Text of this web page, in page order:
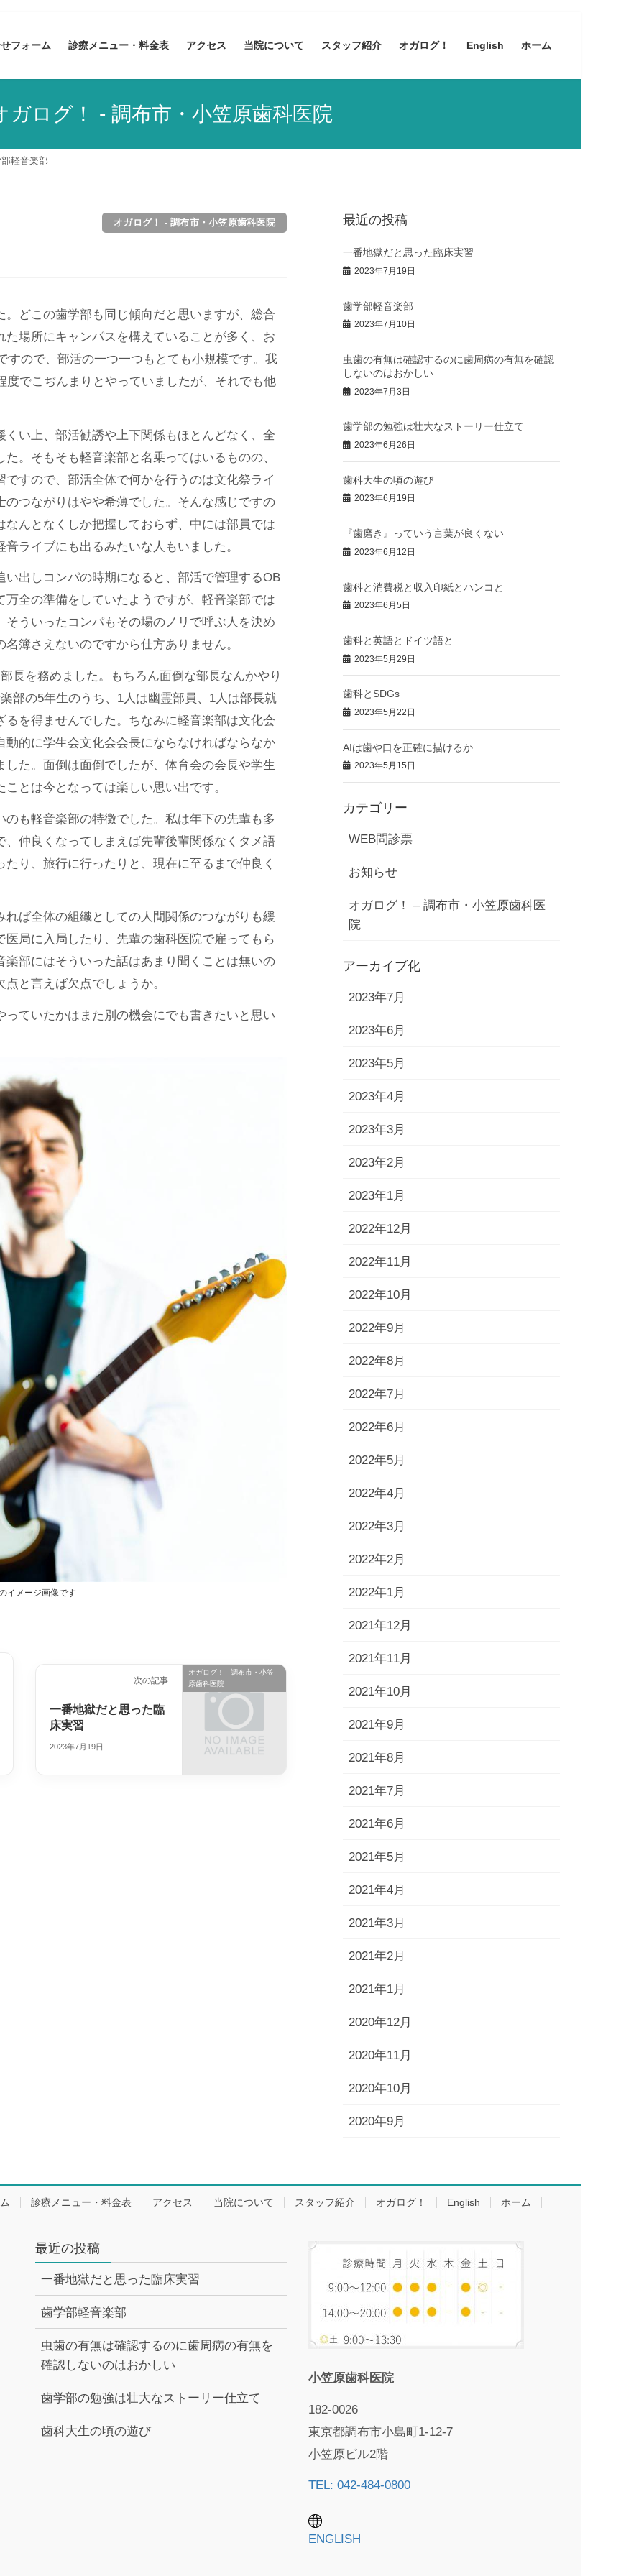
フォーム 診療メニュー・料金表 アクセス 当院について スタッフ紹介 オガログ！ English ホーム
ガログ！ - 調布市・小笠原歯科医院
軽音楽部
オガログ！ - 調布市・小笠原歯科医院
どこの歯学部も同じ傾向だと思いますが、総合
場所にキャンパスを構えていることが多く、お
すので、部活の一つ一つもとても小規模です。我
でこぢんまりとやっていましたが、それでも他
い上、部活勧誘や上下関係もほとんどなく、全
。そもそも軽音楽部と名乗ってはいるものの、
すので、部活全体で何かを行うのは文化祭ライ
つながりはやや希薄でした。そんな感じですの
んとなくしか把握しておらず、中には部員では
ライブにも出るみたいな人もいました。
出しコンパの時期になると、部活で管理するOB
全の準備をしていたようですが、軽音楽部では
ういったコンパもその場のノリで呼ぶ人を決め
簿さえないのですから仕方ありません。
長を務めました。もちろん面倒な部長なんかやり
部の5年生のうち、1人は幽霊部員、1人は部長就
を得ませんでした。ちなみに軽音楽部は文化会
的に学生会文化会会長にならなければならなか
た。面倒は面倒でしたが、体育会の会長や学生
とは今となっては楽しい思い出です。
も軽音楽部の特徴でした。私は年下の先輩も多
仲良くなってしまえば先輩後輩関係なくタメ語
り、旅行に行ったりと、現在に至るまで仲良く
ば全体の組織としての人間関係のつながりも緩
局に入局したり、先輩の歯科医院で雇ってもら
部にはそういった話はあまり聞くことは無いの
と言えば欠点でしょうか。
ていたかはまた別の機会にでも書きたいと思い
イメージ画像です
オガログ！ - 調布市・小笠
原歯科医院
次の記事
一番地獄だと思った臨
床実習
2023年7月19日
最近の投稿
一番地獄だと思った臨床実習
2023年7月19日
歯学部軽音楽部
2023年7月10日
虫歯の有無は確認するのに歯周病の有無を確認
しないのはおかしい
2023年7月3日
歯学部の勉強は壮大なストーリー仕立て
2023年6月26日
歯科大生の頃の遊び
2023年6月19日
『歯磨き』っていう言葉が良くない
2023年6月12日
歯科と消費税と収入印紙とハンコと
2023年6月5日
歯科と英語とドイツ語と
2023年5月29日
歯科とSDGs
2023年5月22日
AIは歯や口を正確に描けるか
2023年5月15日
カテゴリー
WEB問診票
お知らせ
オガログ！ – 調布市・小笠原歯科医
院
アーカイブ化
2023年7月
2023年6月
2023年5月
2023年4月
2023年3月
2023年2月
2023年1月
2022年12月
2022年11月
2022年10月
2022年9月
2022年8月
2022年7月
2022年6月
2022年5月
2022年4月
2022年3月
2022年2月
2022年1月
2021年12月
2021年11月
2021年10月
2021年9月
2021年8月
2021年7月
2021年6月
2021年5月
2021年4月
2021年3月
2021年2月
2021年1月
2020年12月
2020年11月
2020年10月
2020年9月
診療メニュー・料金表 アクセス 当院について スタッフ紹介 オガログ！ English ホーム
最近の投稿
一番地獄だと思った臨床実習
歯学部軽音楽部
虫歯の有無は確認するのに歯周病の有無を
確認しないのはおかしい
歯学部の勉強は壮大なストーリー仕立て
歯科大生の頃の遊び
小笠原歯科医院
182-0026
東京都調布市小島町1-12-7
小笠原ビル2階
TEL: 042-484-0800
ENGLISH